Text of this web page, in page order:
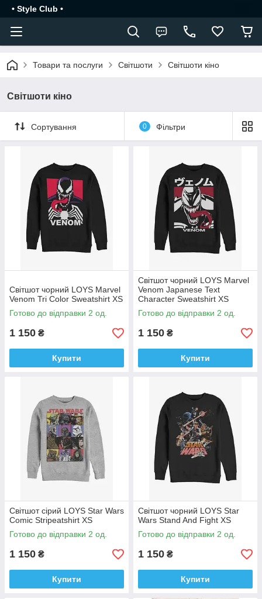
• Style Club •
Товари та послуги Світшоти Світшоти кіно
Світшоти кіно
Сортування 0 Фільтри
Світшот чорний LOYS Marvel
Venom Tri Color Sweatshirt XS
Готово до відправки 2 од.
1 150 ₴
Купити
Світшот чорний LOYS Marvel
Venom Japanese Text
Character Sweatshirt XS
Готово до відправки 2 од.
1 150 ₴
Купити
Світшот сірий LOYS Star Wars
Comic Stripeatshirt XS
Готово до відправки 2 од.
1 150 ₴
Купити
Світшот чорний LOYS Star
Wars Stand And Fight XS
Готово до відправки 2 од.
1 150 ₴
Купити